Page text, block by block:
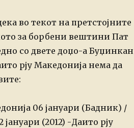
во текот на претстојните
заборбени вештини Пат
со двете доџо-а Буџинкан
рју Македонија нема да
06 јануари (Бадник) /
јануари (2012) -Даито рју